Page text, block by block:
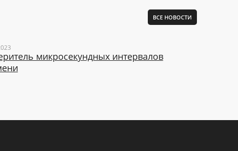
ВСЕ НОВОСТИ
микросекундных интервалов